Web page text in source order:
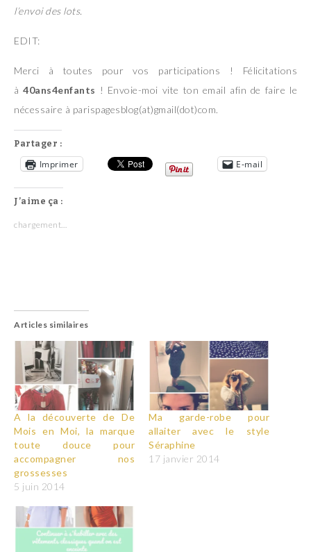
l’envoi des lots.
EDIT:
Merci à toutes pour vos participations ! Félicitations
à40ans4enfants ! Envoie-moi vite ton email afin de faire le
nécessaire à parispagesblog(at)gmail(dot)com.
Partager :
Imprimer E-mail
J’aime ça :
chargement…
Articles similaires
A la découverte de De
Mois en Moi, la marque
toute douce pour
accompagner nos
grossesses
5 juin 2014
Ma garde-robe pour
allaiter avec le style
Séraphine
17 janvier 2014